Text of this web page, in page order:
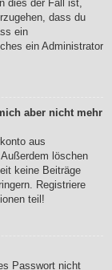
dies der Fall ist,
dass du
ein
ein Administrator
aber nicht mehr
aus
löschen
keine Beiträge
Registriere
teil!
Passwort nicht